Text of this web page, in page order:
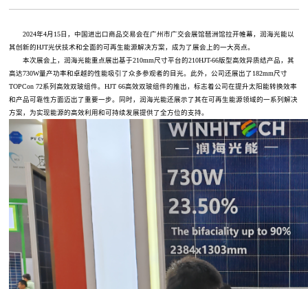
2024年4月15日，中国进出口商品交易会在广州市广交会展馆琶洲馆拉开帷幕，润海光能以
其创新的HJT光伏技术和全面的可再生能源解决方案，成为了展会上的一大亮点。
本次展会上，润海光能重点展出基于210mm尺寸平台的210HJT-66版型高效异质结产品，其
高达730W量产功率和卓越的性能吸引了众多参观者的目光。此外，公司还展出了182mm尺寸
TOPCon 72系列高效双玻组件。HJT 66高效双玻组件的推出，标志着公司在提升太阳能转换效率
和产品可靠性方面迈出了重要一步。同时，润海光能还展示了其在可再生能源领域的一系列解决
方案，为实现能源的高效利用和可持续发展提供了全方位的支持。